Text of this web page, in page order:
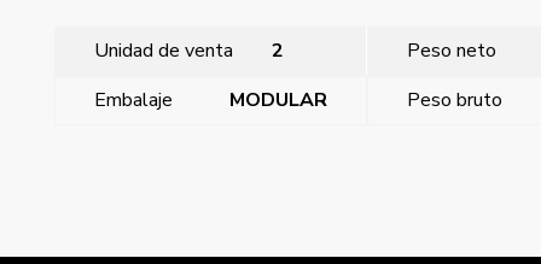
Unidad de venta 2
Peso neto
Embalaje
MODULAR Peso bruto